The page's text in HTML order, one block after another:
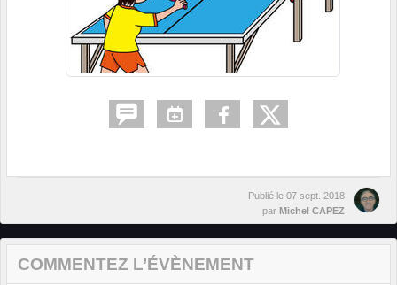
Publié le 07 sept. 2018
par Michel CAPEZ
COMMENTEZ L’ÉVÈNEMENT